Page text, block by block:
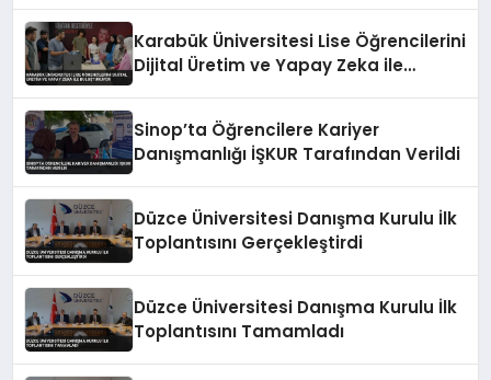
Karabük Üniversitesi Lise Öğrencilerini
Dijital Üretim ve Yapay Zeka ile
Sinop’ta Öğrencilere Kariyer
Danışmanlığı İŞKUR Tarafından Verildi
Düzce Üniversitesi Danışma Kurulu İlk
Toplantısını Gerçekleştirdi
Düzce Üniversitesi Danışma Kurulu İlk
Toplantısını Tamamladı